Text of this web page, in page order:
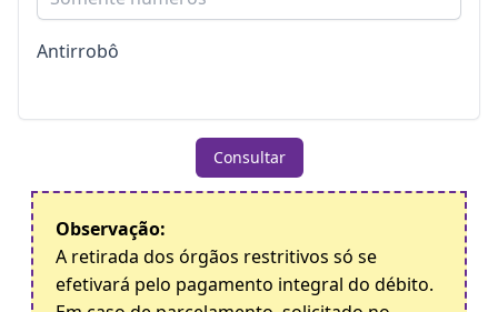
Antirrobô
Consultar
Observação:
A retirada dos órgãos restritivos só se
efetivará pelo pagamento integral do débito.